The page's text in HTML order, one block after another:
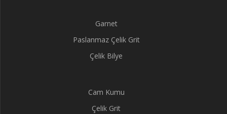
Garnet
Paslanmaz Çelik Grit
Çelik Bilye
Cam Kumu
Çelik Grit